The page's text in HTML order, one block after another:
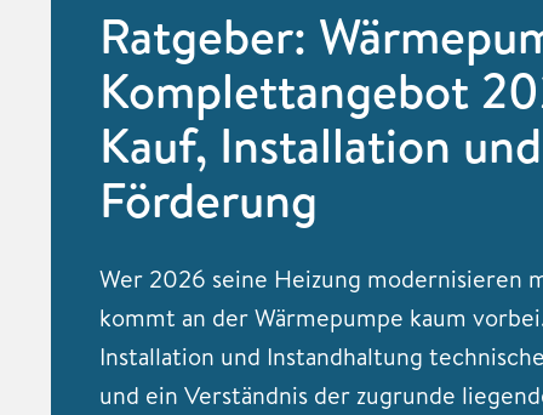
Ratgeber:
Komplettangebot
Kauf, Installation und
Förderung
Wer 2026 seine Heizung modernisieren
kommt an der Wärmepumpe kaum
Installation und Instandhaltung
und ein Verständnis der zugrunde